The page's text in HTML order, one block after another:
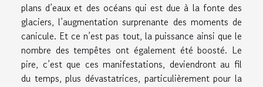
plans d’eaux et des océans qui est due à la fonte des
glaciers, l’augmentation surprenante des moments de
canicule. Et ce n’est pas tout, la puissance ainsi que le
nombre des tempêtes ont également été boosté. Le
pire, c’est que ces manifestations, deviendront au fil
du temps, plus dévastatrices, particulièrement pour la